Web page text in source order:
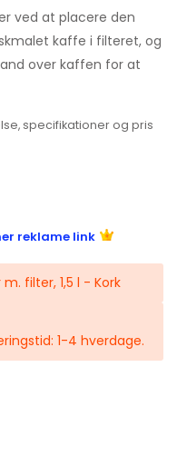
ved at placere den
kaffe i filteret, og
over kaffen for at
specifikationer og pris
reklame link
filter, 1,5 l - Kork
1-4 hverdage.